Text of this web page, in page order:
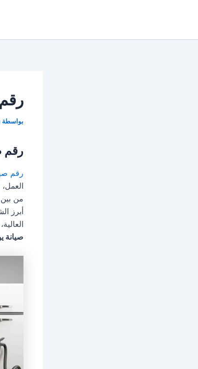
رقم
بواسطة
رقم
رقم
من بين
أبرز
صيانة